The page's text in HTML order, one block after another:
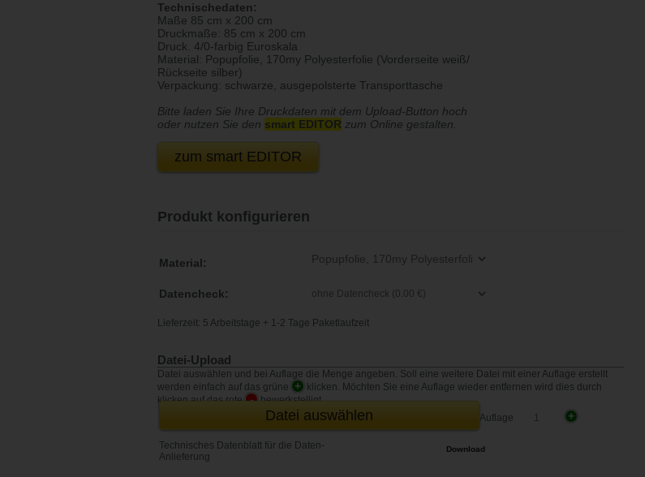
Technischedaten:
Maße 85 cm x 200 cm
Druckmaße: 85 cm x 200 cm
Druck. 4/0-farbig Euroskala
Material: Popupfolie, 170my Polyesterfolie (Vorderseite weiß/
Rückseite silber)
Verpackung: schwarze, ausgepolsterte Transporttasche
Bitte laden Sie Ihre Druckdaten mit dem Upload-Button hoch
oder nutzen Sie den smart EDITOR zum Online gestalten.
zum smart EDITOR
Produkt konfigurieren
Material:
Datencheck:
Lieferzeit: 5 Arbeitstage + 1-2 Tage Paketlaufzeit
Datei-Upload
Datei auswählen und bei Auflage die Menge angeben. Soll eine weitere Datei mit einer Auflage erstellt
werden einfach auf das grüne
+
klicken. Möchten Sie eine Auflage wieder entfernen wird dies durch
klicken auf das rote - bewerkstelligt.
Datei auswählen Auflage +
Technisches Datenblatt für die Daten-
Anlieferung
Download